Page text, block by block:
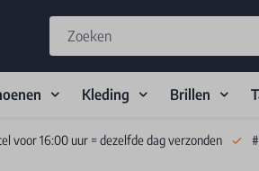
Kleding Brillen
voor 16:00 uur = dezelfde dag verzonden